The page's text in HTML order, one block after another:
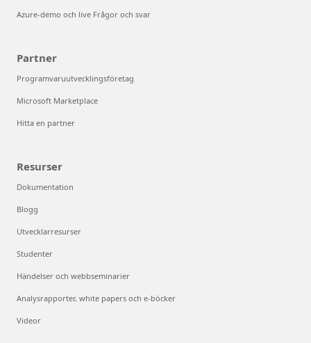
Azure-demo och live Frågor och svar
Partner
Programvaruutvecklingsföretag
Microsoft Marketplace
Hitta en partner
Resurser
Dokumentation
Blogg
Utvecklarresurser
Studenter
Händelser och webbseminarier
Analysrapporter, white papers och e-böcker
Videor